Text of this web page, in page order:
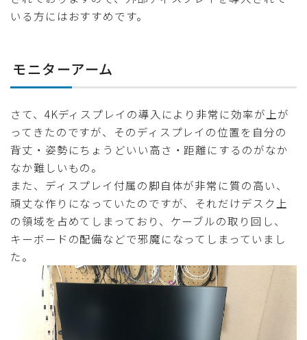
いる方にはおすすめです。
モニターアーム
さて、4Kディスプレイの導入により非常に効率が上が
ってきたのですが、そのディスプレイの位置を自分の
背丈・姿勢にちょうどいい高さ・距離にするのがなか
なか難しいもの。
また、ディスプレイ付属の脚自体が非常に質の高い、
頑丈な作りになっていたのですが、それだけデスク上
の領域を占めてしまっており、ケーブルの取り回し、
キーボードの配備などで邪魔になってしまっていまし
た。